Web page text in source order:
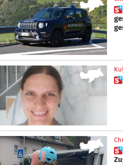
 Geld aus Lourdes-Kirche
 Laas: Kind knapp vor dem